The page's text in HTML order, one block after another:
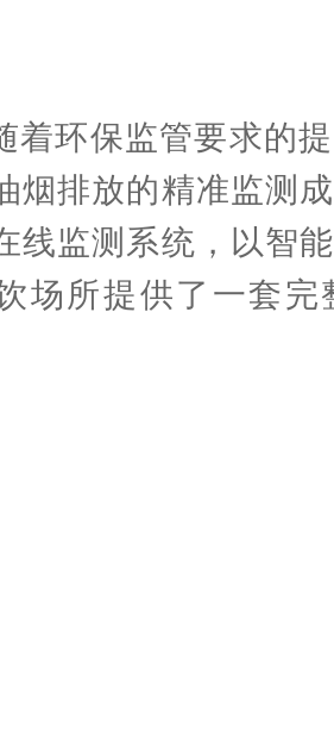
环保监管要求的提
烟排放的精准监测
线监测系统，以智
场所提供了一套